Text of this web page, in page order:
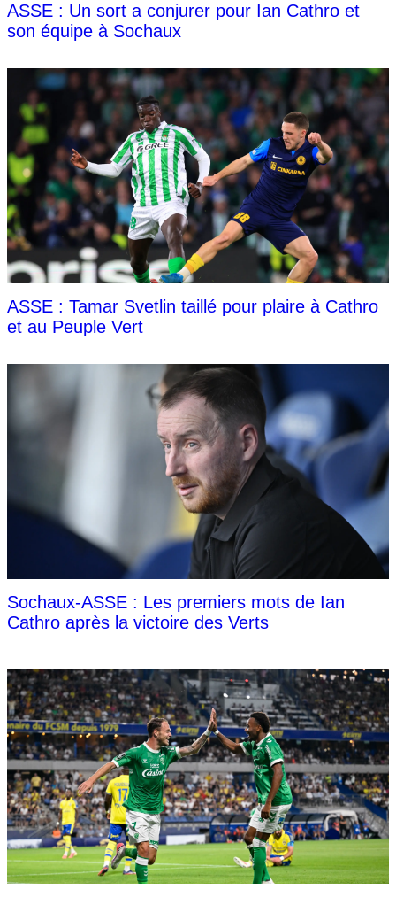
ASSE : Un sort a conjurer pour Ian Cathro et
son équipe à Sochaux
ASSE : Tamar Svetlin taillé pour plaire à Cathro
et au Peuple Vert
Sochaux-ASSE : Les premiers mots de Ian
Cathro après la victoire des Verts